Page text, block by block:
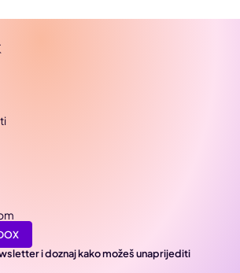
i doznaj kako možeš unaprijediti